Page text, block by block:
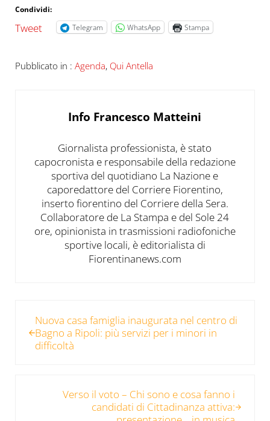
Condividi:
Tweet Telegram WhatsApp Stampa
Pubblicato in : Agenda, Qui Antella
Info Francesco Matteini
Giornalista professionista, è stato
capocronista e responsabile della redazione
sportiva del quotidiano La Nazione e
caporedattore del Corriere Fiorentino,
inserto fiorentino del Corriere della Sera.
Collaboratore de La Stampa e del Sole 24
ore, opinionista in trasmissioni radiofoniche
sportive locali, è editorialista di
Fiorentinanews.com
Nuova casa famiglia inaugurata nel centro di
Bagno a Ripoli: più servizi per i minori in
difficoltà
Verso il voto – Chi sono e cosa fanno i
candidati di Cittadinanza attiva: